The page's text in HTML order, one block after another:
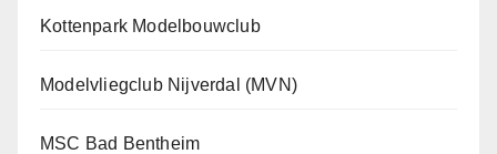
Kottenpark Modelbouwclub
Modelvliegclub Nijverdal (MVN)
MSC Bad Bentheim